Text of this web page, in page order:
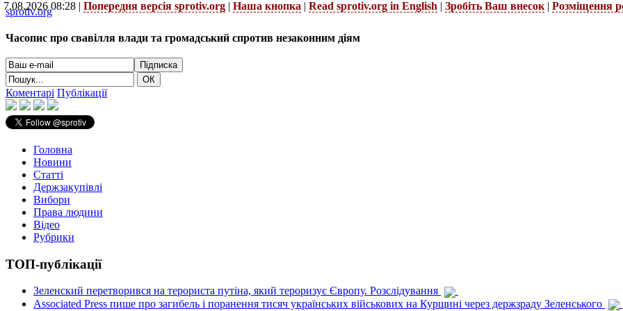
7.08.2026 08:28 | Попередня версія sprotiv.org | Наша кнопка | Read sprotiv.org in English | Зробіть Ваш внесок | Розміщення
sprotiv.org
Часопис про свавілля влади та громадський спротив незаконним діям
Коментарі Публікації
Головна
Новини
Статті
Держзакупівлі
Вибори
Права людини
Відео
Рубрики
ТОП-публікації
Зеленский перетворився на терориста путіна, який тероризує Європу. Розслідування
Associated Press пише про загибель і поранення тисяч українських військових на Курщині через держзраду Зеленського